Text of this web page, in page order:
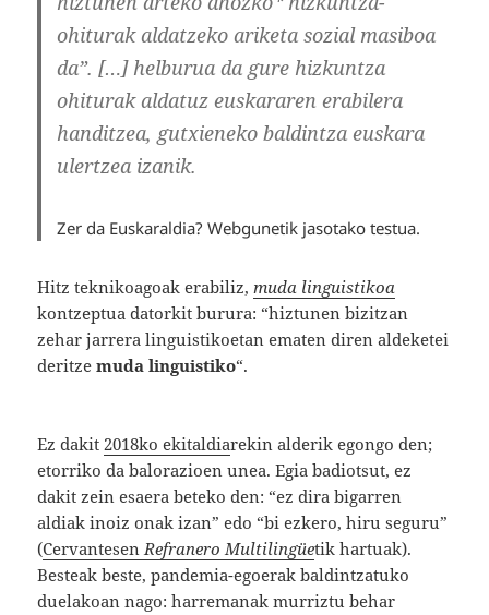
ohiturak aldatzeko ariketa sozial masiboa
da”. […] helburua da gure hizkuntza
ohiturak aldatuz euskararen erabilera
handitzea, gutxieneko baldintza euskara
ulertzea izanik.
Zer da Euskaraldia? Webgunetik jasotako testua.
Hitz teknikoagoak erabiliz,muda linguistikoa
kontzeptua datorkit burura: “hiztunen bizitzan
zehar jarrera linguistikoetan ematen diren aldeketei
deritzemuda linguistiko“.
Ez dakit2018ko ekitaldiarekin alderik egongo den;
etorriko da balorazioen unea. Egia badiotsut, ez
dakit zein esaera beteko den: “ez dira bigarren
aldiak inoiz onak izan” edo “bi ezkero, hiru seguru”
(CervantesenRefranero Multilingüetik hartuak).
Besteak beste, pandemia-egoerak baldintzatuko
duelakoan nago: harremanak murriztu behar